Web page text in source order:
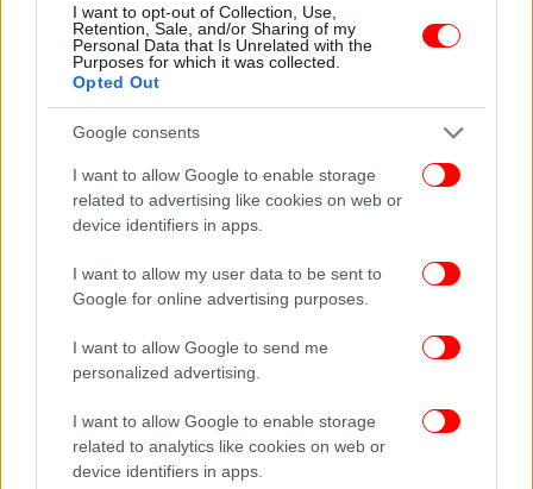
I want to opt-out of Collection, Use,
Retention, Sale, and/or Sharing of my
Personal Data that Is Unrelated with the
Purposes for which it was collected.
Opted Out
Google consents
I want to allow Google to enable storage
related to advertising like cookies on web or
device identifiers in apps.
I want to allow my user data to be sent to
Google for online advertising purposes.
I want to allow Google to send me
personalized advertising.
I want to allow Google to enable storage
related to analytics like cookies on web or
device identifiers in apps.
Anderson, μίλησε στο podcast A Right Royal Podcast
του περιοδικού HELLO! για το πώς το ζευγάρι
μεγαλώνει τον Τζορτζ.
«Και οι δύο γονείς του θέλουν να τον
προστατεύσουν και να του δώσουν όσο
περισσότερη ιδιωτικότητα και χρόνο ξεκούρασης
μπορούν και, κατά την άποψή μου, να κάνουν την
ανατροφή του όσο πιο φυσιολογική γίνεται. Και οι
δύο γονείς πηγαίνουν και φέρνουν τα παιδιά από
το σχολείο, και προσπαθούν να διατηρήσουν τα
πράγματα όσο πιο φυσιολογικά γίνεται», ανέφερε.